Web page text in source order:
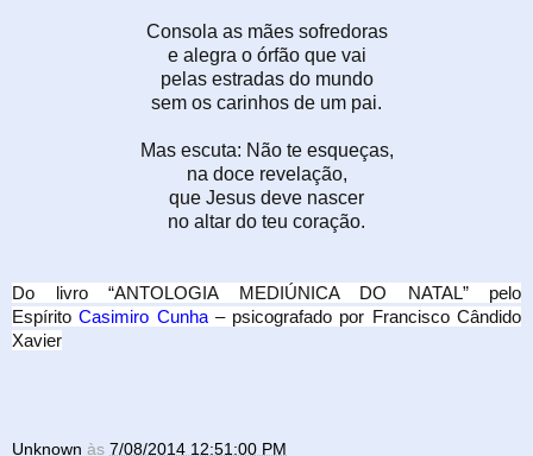
Consola as mães sofredoras
e alegra o órfão que vai
pelas estradas do mundo
sem os carinhos de um pai.
Mas escuta: Não te esqueças,
na doce revelação,
que Jesus deve nascer
no altar do teu coração.
Do livro “ANTOLOGIA MEDIÚNICA DO NATAL” pelo
EspíritoCasimiro Cunha– psicografado por Francisco Cândido
Xavier
Unknown às 7/08/2014 12:51:00 PM